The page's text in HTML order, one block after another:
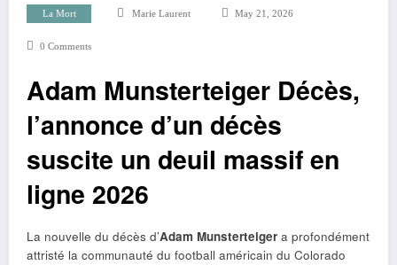
La Mort Marie Laurent May 21, 2026
0 Comments
Adam Munsterteiger Décès,
l’annonce d’un décès
suscite un deuil massif en
ligne 2026
La nouvelle du décès d’Adam Munsterteiger a profondément
attristé la communauté du football américain du Colorado